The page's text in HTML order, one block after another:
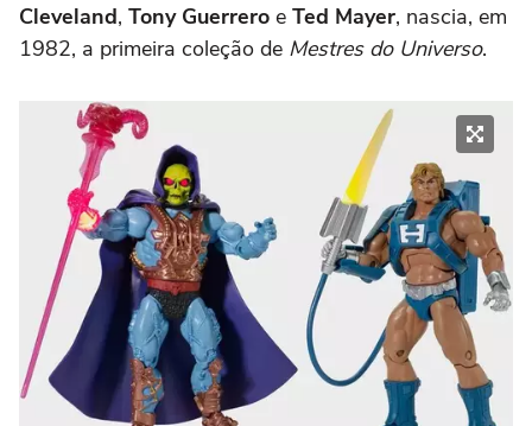
Cleveland, Tony Guerrero e Ted Mayer, nascia, em
1982, a primeira coleção de Mestres do Universo.